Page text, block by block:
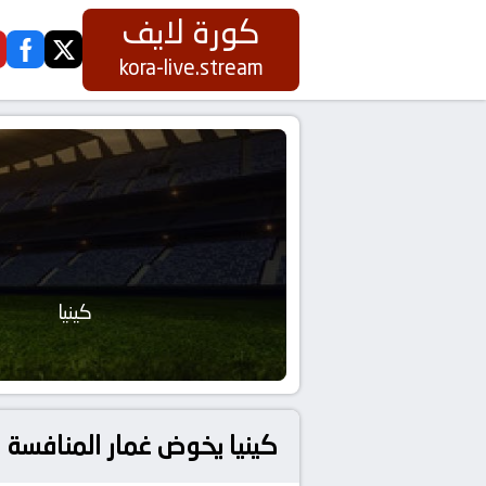
كورة لايف
kora-live.stream
twitter
كينيا
كينيا يخوض غمار المنافسة مع